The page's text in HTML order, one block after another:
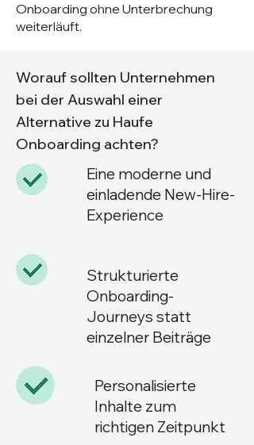
Onboarding ohne Unterbrechung
weiterläuft.
Worauf sollten Unternehmen
bei der Auswahl einer
Alternative zu Haufe
Onboarding achten?
Eine moderne und
einladende New-Hire-
Experience
Strukturierte
Onboarding-
Journeys statt
einzelner Beiträge
Personalisierte
Inhalte zum
richtigen Zeitpunkt